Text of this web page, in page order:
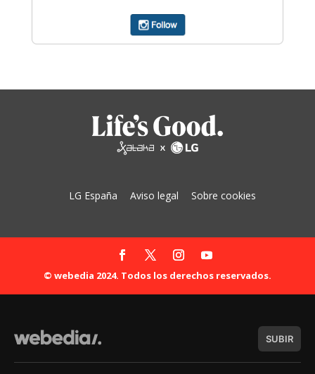
LG España Aviso legal Sobre cookies
© webedia 2024. Todos los derechos reservados.
SUBIR